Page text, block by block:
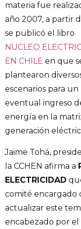
materia fue
año 2007, a partir
se publicó el libro
NUCLEO
EN CHILE en que
plantearon
escenarios para un
eventual ingreso
energía en la
generación
Jaime Tohá,
la CCHEN afirma a
ELECTRICIDAD
comité encargado
actualizar este
encabezado por